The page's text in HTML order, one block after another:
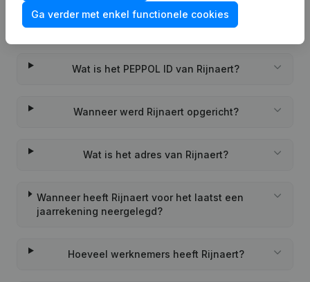
Wat is het btw-nummer van Rijnaert?
Wat is het PEPPOL ID van Rijnaert?
Wanneer werd Rijnaert opgericht?
Wat is het adres van Rijnaert?
Wanneer heeft Rijnaert voor het laatst een
jaarrekening neergelegd?
Hoeveel werknemers heeft Rijnaert?
Ga verder met enkel functionele cookies